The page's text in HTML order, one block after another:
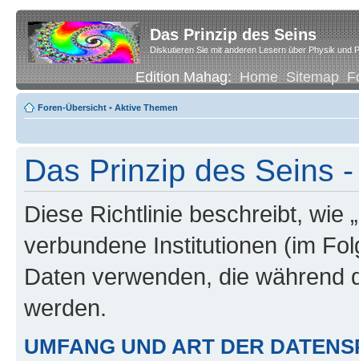
Das Prinzip des Seins
Diskutieren Sie mit anderen Lesern über Physik und
Edition Mahag:Home Sitemap
Foren-Übersicht • Aktive Themen
Das Prinzip des Seins
Diese Richtlinie beschreibt, wie
verbundene Institutionen (im
Daten verwenden, die während
werden.
UMFANG UND ART DER